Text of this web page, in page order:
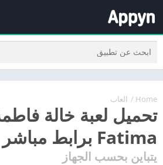
Home
/ العاب
Fatima برابط مباشر
يتباين بحسب الجهاز